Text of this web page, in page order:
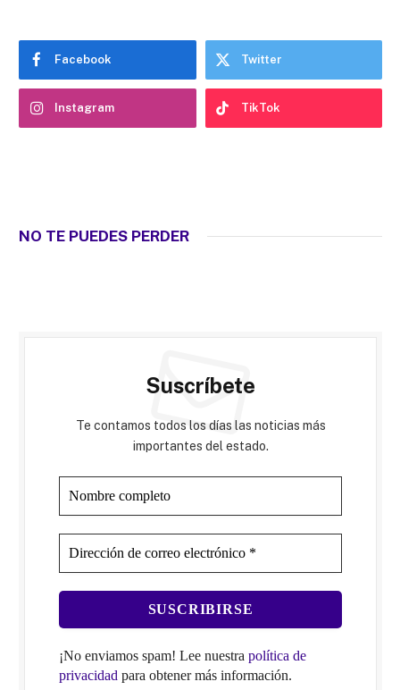
Facebook Twitter
Instagram TikTok
NO TE PUEDES PERDER
Suscríbete
Te contamos todos los días las noticias más
importantes del estado.
¡No enviamos spam! Lee nuestra política de
privacidad para obtener más información.